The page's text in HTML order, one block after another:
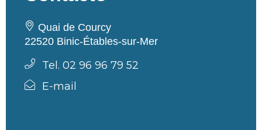
Quai de Courcy
22520 Binic-Étables-sur-Mer
Tel. 02 96 96 79 52
E-mail